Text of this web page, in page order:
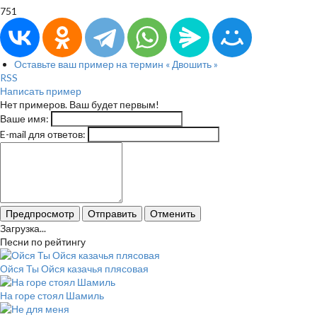
751
Оставьте ваш пример на термин « Двошить »
RSS
Написать пример
Нет примеров. Ваш будет первым!
Ваше имя:
E-mail для ответов:
Предпросмотр Отправить Отменить
Загрузка...
Песни по рейтингу
Ойся Ты Ойся казачья плясовая
На горе стоял Шамиль